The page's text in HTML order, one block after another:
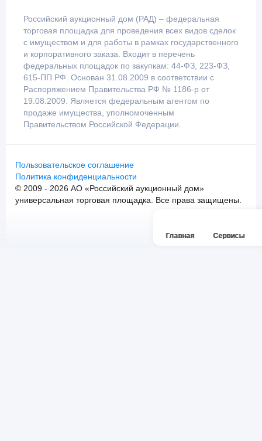
Главная Сервисы
Российский аукционный дом (РАД) – федеральная
торговая площадка для проведения всех видов сделок
с имуществом и для работы в рамках государственного
и корпоративного заказа. Входит в перечень
федеральных площадок по закупкам: 44-ФЗ, 223-ФЗ,
615-ПП РФ. Основан 31.08.2009 в соответствии с
Распоряжением Правительства РФ № 1186-р от
19.08.2009. Является федеральным агентом по
продаже имущества, уполномоченным
Правительством Российской Федерации.
Пользовательское соглашение
Политика конфиденциальности
© 2009 - 2026 АО «Российский аукционный дом»
универсальная торговая площадка. Все права защищены.